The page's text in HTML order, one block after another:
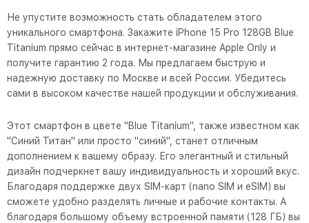
Не упустите возможность стать обладателем этого
уникального смартфона. Закажите iPhone 15 Pro 128GB Blue
Titanium прямо сейчас в интернет-магазине Apple Only и
получите гарантию 2 года. Мы предлагаем быструю и
надежную доставку по Москве и всей России. Убедитесь
сами в высоком качестве нашей продукции и обслуживания.
Этот смартфон в цвете "Blue Titanium", также известном как
"Синий Титан" или просто "синий", станет отличным
дополнением к вашему образу. Его элегантный и стильный
дизайн подчеркнет вашу индивидуальность и хороший вкус.
Благодаря поддержке двух SIM-карт (nano SIM и eSIM) вы
сможете удобно разделять личные и рабочие контакты. А
благодаря большому объему встроенной памяти (128 ГБ) вы